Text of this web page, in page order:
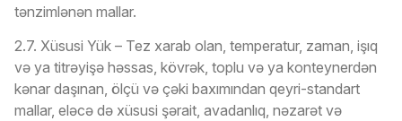
tənzimlənən mallar.
2.7. Xüsusi Yük – Tez xarab olan, temperatur, zaman, işıq
və ya titrəyişə həssas, kövrək, toplu və ya konteynerdən
kənar daşınan, ölçü və çəki baxımından qeyri-standart
mallar, eləcə də xüsusi şərait, avadanlıq, nəzarət və